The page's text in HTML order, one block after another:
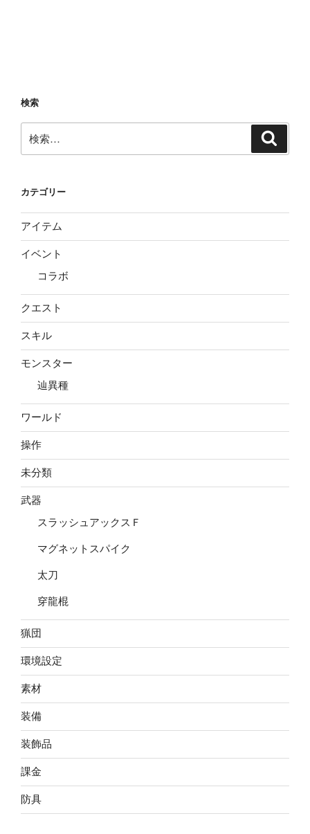
検索
索:
カテゴリー
アイテム
イベント
コラボ
クエスト
スキル
モンスター
辿異種
ワールド
操作
未分類
武器
スラッシュアックスＦ
マグネットスパイク
太刀
穿龍棍
猟団
環境設定
素材
装備
装飾品
課金
防具